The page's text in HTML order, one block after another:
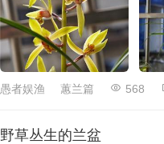
愚者娱渔 蕙兰篇 568
野草丛生的兰盆